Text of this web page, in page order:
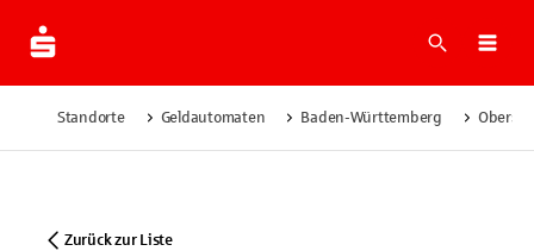
Suche
Standorte Geldautomaten Baden-Württemberg
Zurück zur Liste